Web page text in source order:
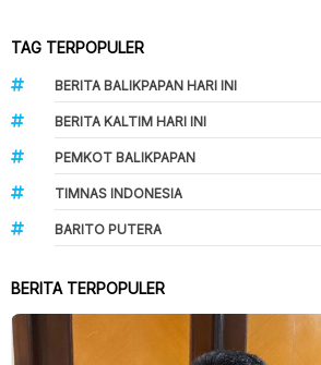
TAG TERPOPULER
BERITA BALIKPAPAN HARI INI
BERITA KALTIM HARI INI
PEMKOT BALIKPAPAN
TIMNAS INDONESIA
BARITO PUTERA
BERITA TERPOPULER